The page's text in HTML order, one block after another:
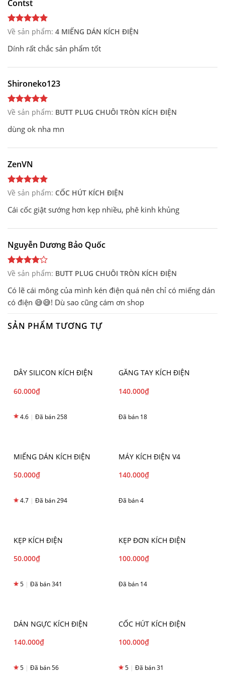
Contst
Về sản phẩm: 4 MIẾNG DÁN KÍCH ĐIỆN
Dính rất chắc sản phẩm tốt
Shironeko123
Về sản phẩm: BUTT PLUG CHUÔI TRÒN KÍCH ĐIỆN
dùng ok nha mn
ZenVN
Về sản phẩm: CỐC HÚT KÍCH ĐIỆN
Cái cốc giật sướng hơn kẹp nhiều, phê kinh khủng
Nguyễn Dương Bảo Quốc
Về sản phẩm: BUTT PLUG CHUÔI TRÒN KÍCH ĐIỆN
Có lẽ cái mông của mình kén điện quá nên chỉ có miếng dán
có điện 😅😅! Dù sao cũng cám ơn shop
SẢN PHẨM TƯƠNG TỰ
DÂY SILICON KÍCH ĐIỆN
60.000₫
4.6 | Đã bán 258
GĂNG TAY KÍCH ĐIỆN
140.000₫
Đã bán 18
MIẾNG DÁN KÍCH ĐIỆN
50.000₫
4.7 | Đã bán 294
MÁY KÍCH ĐIỆN V4
140.000₫
Đã bán 4
KẸP KÍCH ĐIỆN
50.000₫
5 | Đã bán 341
KẸP ĐƠN KÍCH ĐIỆN
100.000₫
Đã bán 14
DÁN NGỰC KÍCH ĐIỆN
140.000₫
5 | Đã bán 56
CỐC HÚT KÍCH ĐIỆN
100.000₫
5 | Đã bán 31